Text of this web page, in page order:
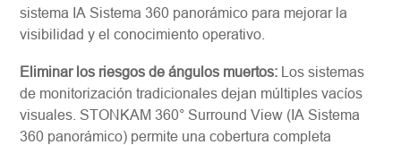
sistema IA Sistema 360 panorámico para mejorar la
visibilidad y el conocimiento operativo.
Eliminar los riesgos de ángulos muertos: Los sistemas
de monitorización tradicionales dejan múltiples vacíos
visuales. STONKAM 360° Surround View (IA Sistema
360 panorámico) permite una cobertura completa